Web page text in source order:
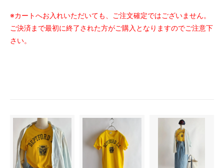
※カートへお入れいただいても、ご注文確定ではございません。
ご決済まで最初に終了された方がご購入となりますのでご注意下
さい。